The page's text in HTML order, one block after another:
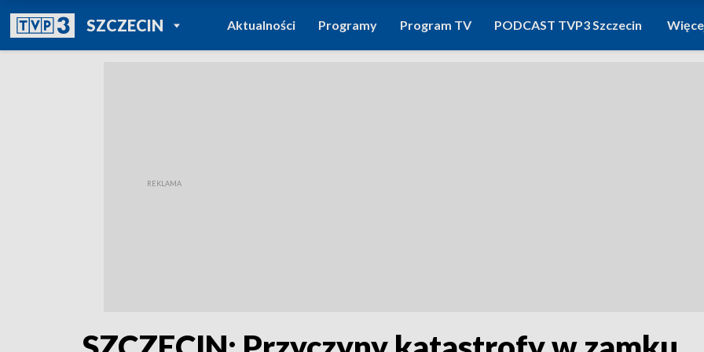
SZCZECINPOWRÓT DO
TVP REGIONY
Aktualności Programy Program TV PODCAST TVP3 Szczecin